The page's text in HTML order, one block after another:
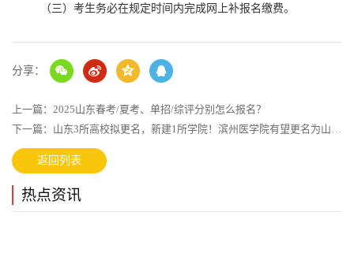
单独招生
资讯中心 政策解读
综合评价
培训课程
（三）考生务必在规定时间内完成网上补报名缴费。
分享：
上一篇：2025山东春考/夏考、单招/综评分别怎么报名？
下一篇：山东3所高校拟更名，新建1所学院！滨州医学院有望更名为山东医药大学
返回列表
热点资讯